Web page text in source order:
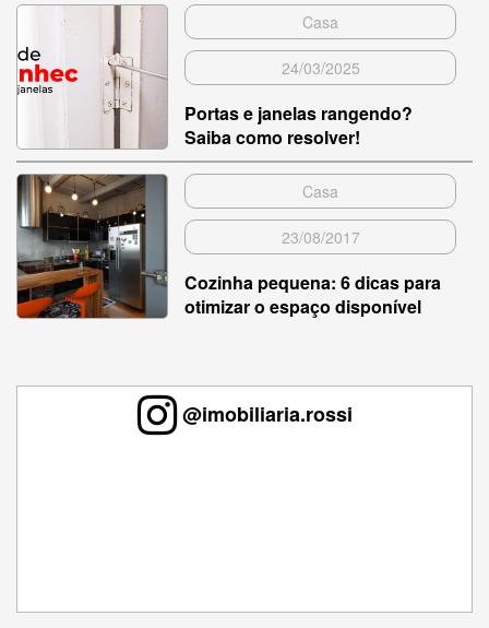
Casa
24/03/2025
Portas e janelas rangendo?
Saiba como resolver!
Casa
23/08/2017
Cozinha pequena: 6 dicas para
otimizar o espaço disponível
@imobiliaria.rossi